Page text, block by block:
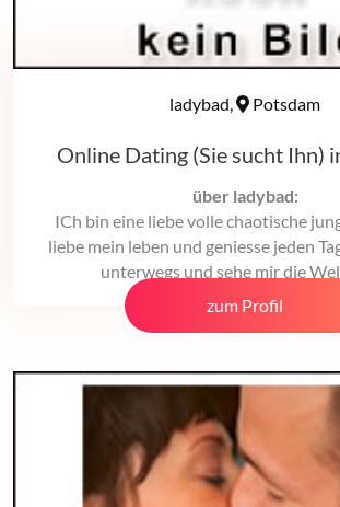
ladybad, Potsdam
Online Dating (Sie sucht Ihn)
über ladybad:
ICh bin eine liebe volle chaotische
liebe mein leben und geniesse jeden
unterwegs und sehe mir die
zum Profil